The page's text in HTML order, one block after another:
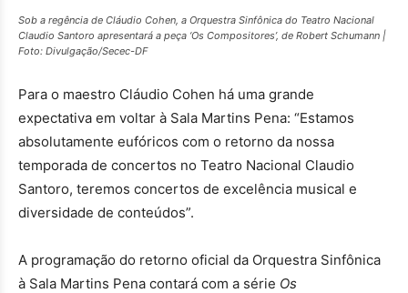
Sob a regência de Cláudio Cohen, a Orquestra Sinfônica do Teatro Nacional
Claudio Santoro apresentará a peça ‘Os Compositores’, de Robert Schumann |
Foto: Divulgação/Secec-DF
Para o maestro Cláudio Cohen há uma grande
expectativa em voltar à Sala Martins Pena: “Estamos
absolutamente eufóricos com o retorno da nossa
temporada de concertos no Teatro Nacional Claudio
Santoro, teremos concertos de excelência musical e
diversidade de conteúdos”.
A programação do retorno oficial da Orquestra Sinfônica
à Sala Martins Pena contará com a série Os